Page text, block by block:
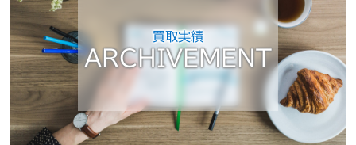
買取実績
ARCHIVEMENT